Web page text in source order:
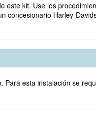
kit. Use los
Harley-
esta instalación se